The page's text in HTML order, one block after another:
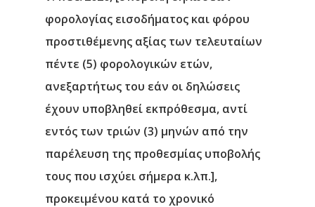
φορολογίας εισοδήματος και φόρου
προστιθέμενης αξίας των τελευταίων
πέντε (5) φορολογικών ετών,
ανεξαρτήτως του εάν οι δηλώσεις
έχουν υποβληθεί εκπρόθεσμα, αντί
εντός των τριών (3) μηνών από την
παρέλευση της προθεσμίας υποβολής
τους που ισχύει σήμερα κ.λπ.],
προκειμένου κατά το χρονικό